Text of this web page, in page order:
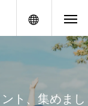
メニュー
ン ト 、 集め ま し